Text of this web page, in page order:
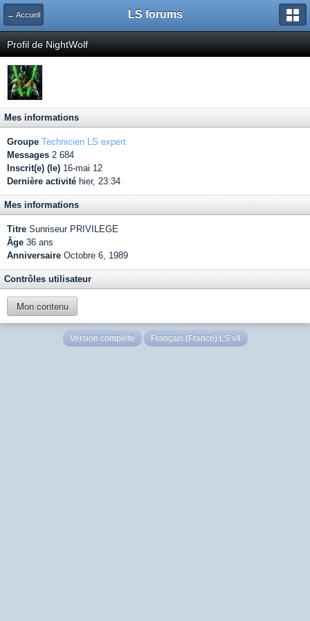
← Accueil LS forums
Profil de NightWolf
Mes informations
Groupe Technicien LS expert
Messages 2 684
Inscrit(e) (le) 16-mai 12
Dernière activité hier, 23:34
Mes informations
Titre Sunriseur PRIVILEGE
Âge 36 ans
Anniversaire Octobre 6, 1989
Contrôles utilisateur
Mon contenu
Version complète Français (France) LS v4